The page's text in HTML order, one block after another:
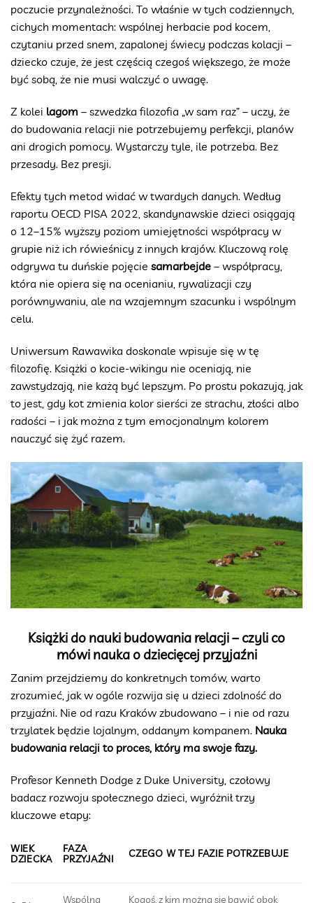
poczucie przynależności. To właśnie w tych codziennych,
cichych momentach: wspólnej herbacie pod kocem,
czytaniu przed snem, zapalonej świecy podczas kolacji –
dziecko czuje, że jest częścią czegoś większego, że może
być sobą, że nie musi walczyć o uwagę.
Z kolei lagom – szwedzka filozofia „w sam raz” – uczy, że
do budowania relacji nie potrzebujemy perfekcji, planów
ani drogich pomocy. Wystarczy tyle, ile potrzeba. Bez
przesady. Bez presji.
Efekty tych metod widać w twardych danych. Według
raportu OECD PISA 2022, skandynawskie dzieci osiągają
o 12–15% wyższy poziom umiejętności współpracy w
grupie niż ich rówieśnicy z innych krajów. Kluczową rolę
odgrywa tu duńskie pojęcie samarbejde – współpracy,
która nie opiera się na ocenianiu, rywalizacji czy
porównywaniu, ale na wzajemnym szacunku i wspólnym
celu.
Uniwersum Rawawika doskonale wpisuje się w tę
filozofię. Książki o kocie-wikingu nie oceniają, nie
zawstydzają, nie każą być lepszym. Po prostu pokazują, jak
to jest, gdy kot zmienia kolor sierści ze strachu, złości albo
radości – i jak można z tym emocjonalnym kolorem
nauczyć się żyć razem.
Książki do nauki budowania relacji – czyli co
mówi nauka o dziecięcej przyjaźni
Zanim przejdziemy do konkretnych tomów, warto
zrozumieć, jak w ogóle rozwija się u dzieci zdolność do
przyjaźni. Nie od razu Kraków zbudowano – i nie od razu
trzylatek będzie lojalnym, oddanym kompanem. Nauka
budowania relacji to proces, który ma swoje fazy.
Profesor Kenneth Dodge z Duke University, czołowy
badacz rozwoju społecznego dzieci, wyróżnił trzy
kluczowe etapy:
WIEK
DZIECKA
FAZA
PRZYJAŹNI
CZEGO W TEJ FAZIE POTRZEBUJE
Wspólna Kogoś, z kim można się bawić obok